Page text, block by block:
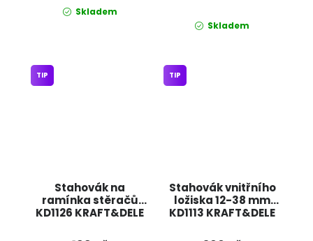
Skladem
Skladem
Stahovák na
ramínka stěračů
KD1126 KRAFT&DELE
TIP
Stahovák vnitřního
ložiska 12-38 mm
KD1113 KRAFT&DELE
TIP